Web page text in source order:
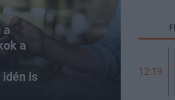
a
a
idén is
12:19